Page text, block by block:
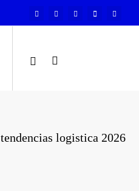
tendencias logistica 2026